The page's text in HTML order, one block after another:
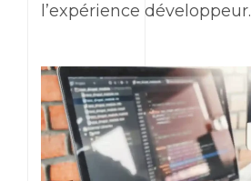
l’expérience développeur.